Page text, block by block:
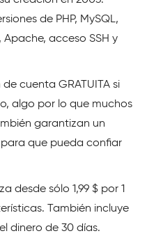
de PHP, MySQL,
Apache, acceso SSH y
cuenta GRATUITA si
algo por lo que muchos
garantizan un
que pueda confiar
desde sólo 1,99 $ por 1
También incluye
dinero de 30 días.